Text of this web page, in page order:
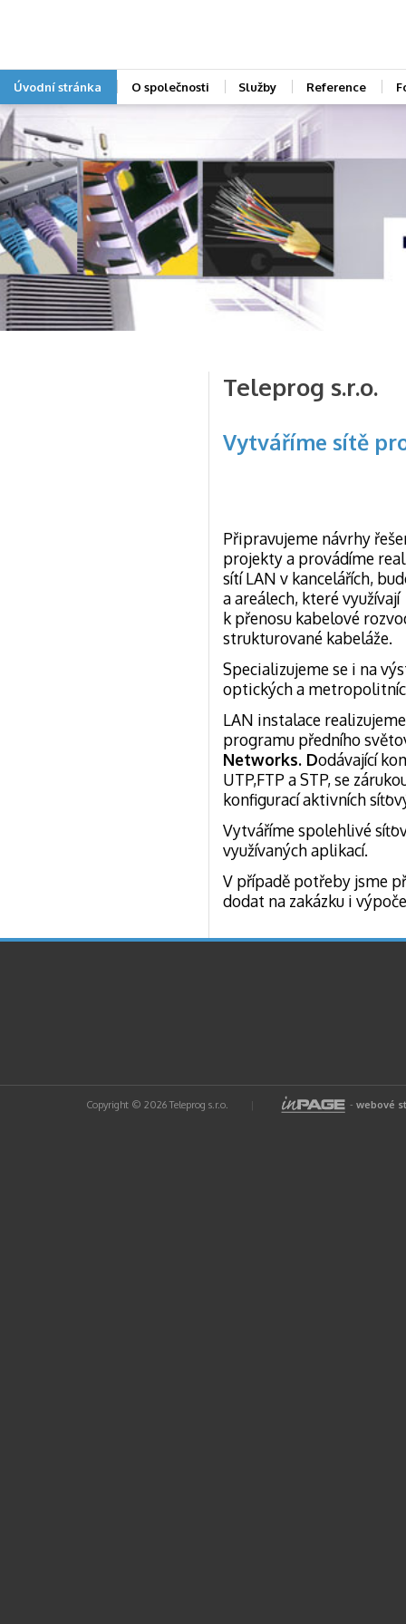
Úvodní stránka O společnosti Služby Reference
Teleprog s.r.o.
Vytváříme sítě
Připravujeme návrhy
projekty a provádíme
sítí LAN v kancelářích,
a areálech, které využívají
k přenosu kabelové
strukturované kabeláže.
Specializujeme se i na
optických a
LAN instalace
programu předního
Networks. Dodávající
UTP,FTP a STP, se
konfigurací aktivních
Vytváříme spolehlivé
využívaných aplikací.
V případě potřeby jsme
dodat na zakázku i
Copyright © 2026 Teleprog s.r.o. | -webové